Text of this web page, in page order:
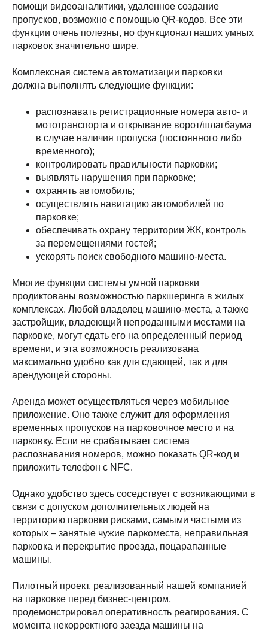
помощи видеоаналитики, удаленное создание
пропусков, возможно с помощью QR-кодов. Все эти
функции очень полезны, но функционал наших умных
парковок значительно шире.
Комплексная система автоматизации парковки
должна выполнять следующие функции:
распознавать регистрационные номера авто- и
мототранспорта и открывание ворот/шлагбаума
в случае наличия пропуска (постоянного либо
временного);
контролировать правильности парковки;
выявлять нарушения при парковке;
охранять автомобиль;
осуществлять навигацию автомобилей по
парковке;
обеспечивать охрану территории ЖК, контроль
за перемещениями гостей;
ускорять поиск свободного машино-места.
Многие функции системы умной парковки
продиктованы возможностью паркшеринга в жилых
комплексах. Любой владелец машино-места, а также
застройщик, владеющий непроданными местами на
парковке, могут сдать его на определенный период
времени, и эта возможность реализована
максимально удобно как для сдающей, так и для
арендующей стороны.
Аренда может осуществляться через мобильное
приложение. Оно также служит для оформления
временных пропусков на парковочное место и на
парковку. Если не срабатывает система
распознавания номеров, можно показать QR-код и
приложить телефон с NFC.
Однако удобство здесь соседствует с возникающими в
связи с допуском дополнительных людей на
территорию парковки рисками, самыми частыми из
которых – занятые чужие паркоместа, неправильная
парковка и перекрытие проезда, поцарапанные
машины.
Пилотный проект, реализованный нашей компанией
на парковке перед бизнес-центром,
продемонстрировал оперативность реагирования. С
момента некорректного заезда машины на